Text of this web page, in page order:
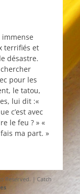
terrifiés et
désastre.
pour les
le tatou,
lui dit :«
c’est avec
le feu ? » «
ma part. »
Reserved. | Catch